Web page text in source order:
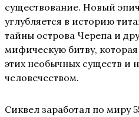
существование. Новый
углубляется в историю
тайны острова Черепа и
мифическую битву,
этих необычных существ и
человечеством.
Сиквел заработал по миру